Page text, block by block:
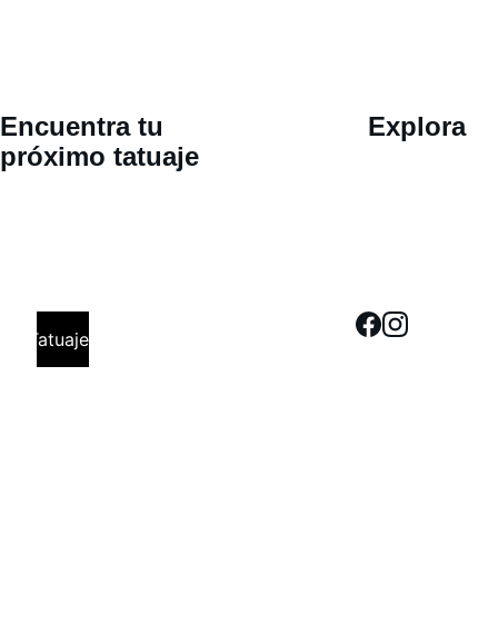
Explora
Encuentra tu
próximo tatuaje
Tatuajes